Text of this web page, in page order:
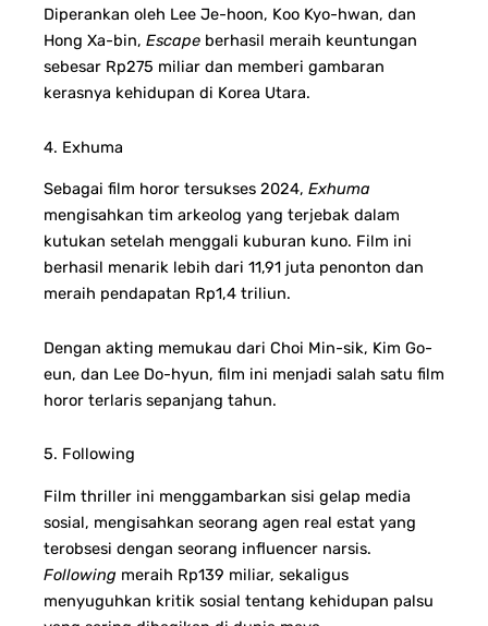
Diperankan oleh Lee Je-hoon, Koo Kyo-hwan, dan
Hong Xa-bin, Escape berhasil meraih keuntungan
sebesar Rp275 miliar dan memberi gambaran
kerasnya kehidupan di Korea Utara.
4. Exhuma
Sebagai film horor tersukses 2024, Exhuma
mengisahkan tim arkeolog yang terjebak dalam
kutukan setelah menggali kuburan kuno. Film ini
berhasil menarik lebih dari 11,91 juta penonton dan
meraih pendapatan Rp1,4 triliun.
Dengan akting memukau dari Choi Min-sik, Kim Go-
eun, dan Lee Do-hyun, film ini menjadi salah satu film
horor terlaris sepanjang tahun.
5. Following
Film thriller ini menggambarkan sisi gelap media
sosial, mengisahkan seorang agen real estat yang
terobsesi dengan seorang influencer narsis.
Following meraih Rp139 miliar, sekaligus
menyuguhkan kritik sosial tentang kehidupan palsu